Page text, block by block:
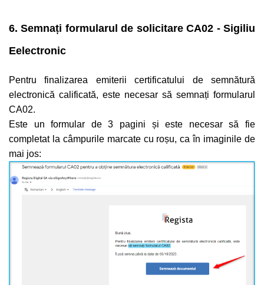
6. Semnați formularul de solicitare CA02 - Sigiliu
Eelectronic
Pentru finalizarea emiterii certificatului de semnătură
electronică calificată, este necesar să semnați formularul
CA02.
Este un formular de 3 pagini și este necesar să fie
completat la câmpurile marcate cu roșu, ca în imaginile de
mai jos: